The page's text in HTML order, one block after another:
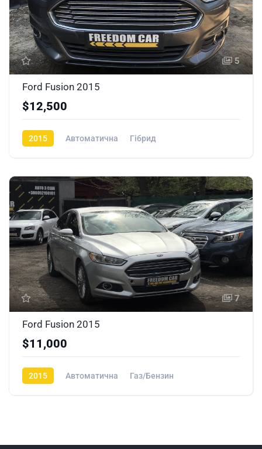
5
Ford Fusion 2015
$12,500
2015 Автоматична Гібрид
7
Ford Fusion 2015
$11,000
2015 Автоматична Газ/Бензин